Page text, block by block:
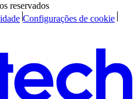
reservados
Configurações de cookie